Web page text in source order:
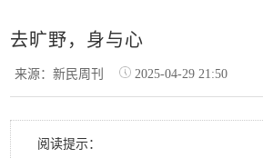
去旷野，身与心
来源：新民周刊 2025-04-29 21:50
阅读提示：